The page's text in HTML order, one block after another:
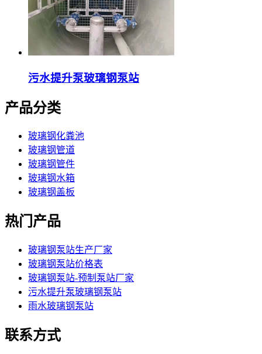
污水提升泵玻璃钢泵站
产品分类
玻璃钢化粪池
玻璃钢管道
玻璃钢管件
玻璃钢水箱
玻璃钢盖板
热门产品
玻璃钢泵站生产厂家
玻璃钢泵站价格表
玻璃钢泵站-预制泵站厂家
污水提升泵玻璃钢泵站
雨水玻璃钢泵站
联系方式